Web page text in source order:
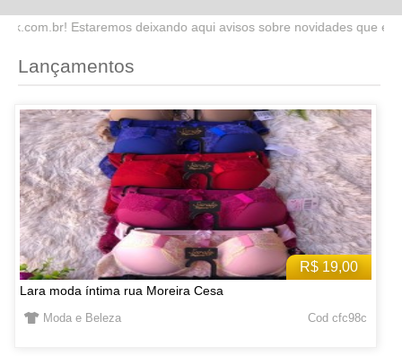
aqui avisos sobre novidades que estaremos lançando no site.
Lançamentos
R$ 19,00
Lara moda íntima rua Moreira Cesa
Moda e Beleza Cod cfc98c